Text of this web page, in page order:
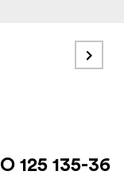
125 135-36